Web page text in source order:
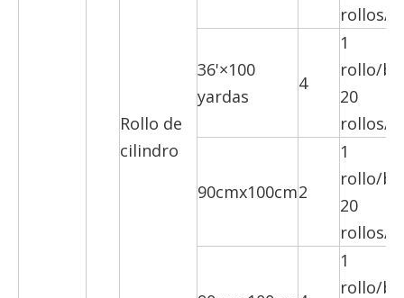
Rollo de
cilindro
rollos/
36'×100
yardas
4
1
rollo/
20
rollos/
90cmx100cm2
1
rollo/
20
rollos/
1
rollo/